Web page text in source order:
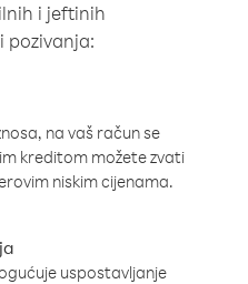
i jeftinih
pozivanja:
na vaš račun se
kreditom možete zvati
niskim cijenama.
uspostavljanje